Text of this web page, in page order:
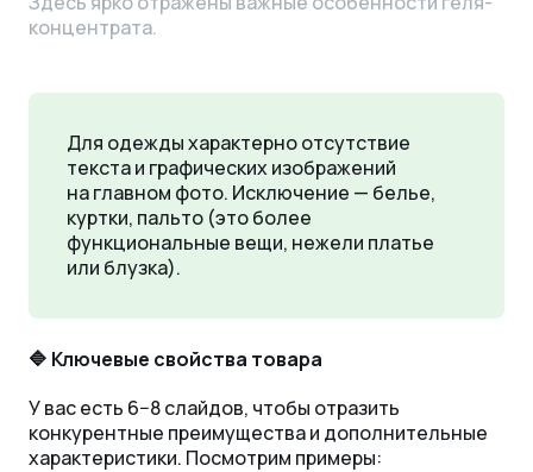
концентрата.
Для одежды характерно отсутствие
текста и графических изображений
на главном фото. Исключение — белье,
куртки, пальто (это более
функциональные вещи, нежели платье
или блузка).
🔷 Ключевые свойства товара
У вас есть 6−8 слайдов, чтобы отразить
конкурентные преимущества и дополнительные
характеристики. Посмотрим примеры: